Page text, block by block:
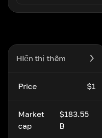
Hiển thị thêm
Price $1
Market
cap
$183.55
B